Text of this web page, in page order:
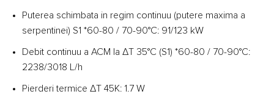
Puterea schimbata in regim continuu (putere maxima a
serpentinei) S1 *60-80 / 70-90°C: 91/123 kW
Debit continuu a ACM la ΔT 35°C (S1) *60-80 / 70-90°C:
2238/3018 L/h
Pierderi termice ΔT 45K: 1.7 W